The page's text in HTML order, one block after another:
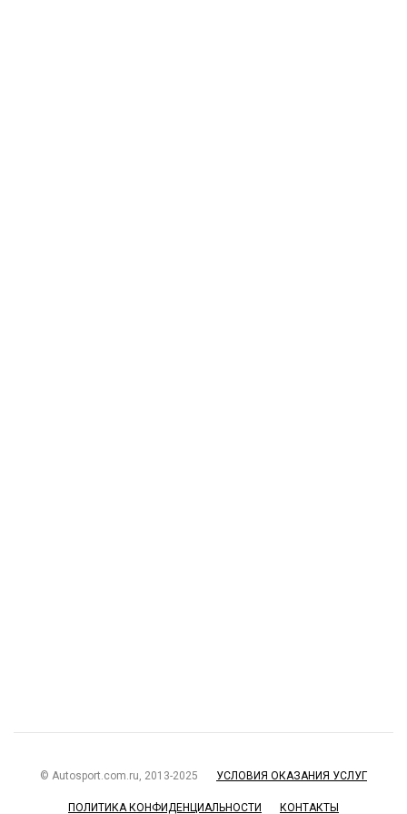
© Autosport.com.ru, 2013-2025 УСЛОВИЯ ОКАЗАНИЯ УСЛУГ
ПОЛИТИКА КОНФИДЕНЦИАЛЬНОСТИ КОНТАКТЫ